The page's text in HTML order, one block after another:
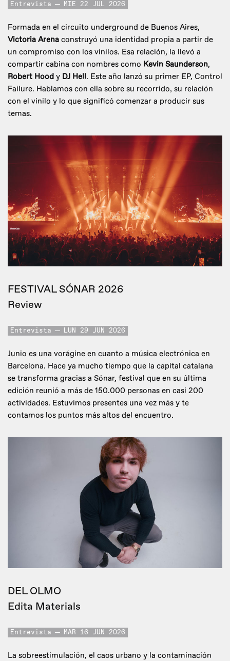
Entrevista MIE 22 JUL 2026
Formada en el circuito underground de Buenos Aires,
Victoria Arena construyó una identidad propia a partir de
un compromiso con los vinilos. Esa relación, la llevó a
compartir cabina con nombres como Kevin Saunderson,
Robert Hood y DJ Hell. Este año lanzó su primer EP, Control
Failure. Hablamos con ella sobre su recorrido, su relación
con el vinilo y lo que significó comenzar a producir sus
temas.
FESTIVAL SÓNAR 2026
Review
Entrevista LUN 29 JUN 2026
Junio es una vorágine en cuanto a música electrónica en
Barcelona. Hace ya mucho tiempo que la capital catalana
se transforma gracias a Sónar, festival que en su última
edición reunió a más de 150.000 personas en casi 200
actividades. Estuvimos presentes una vez más y te
contamos los puntos más altos del encuentro.
DEL OLMO
Edita Materials
Entrevista MAR 16 JUN 2026
La sobreestimulación, el caos urbano y la contaminación